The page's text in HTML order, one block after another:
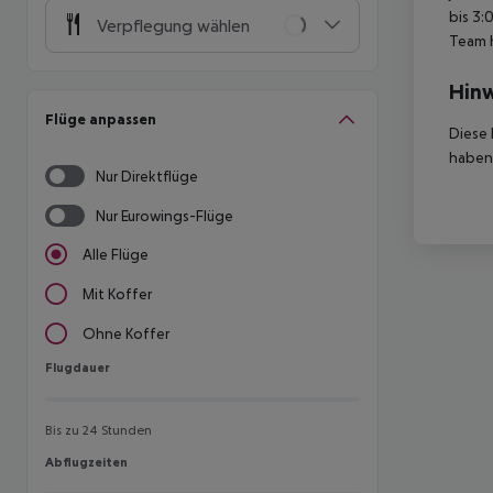
Verpflegung wählen
Flüge anpassen
Nur Direktflüge
Nur Eurowings-Flüge
Alle Flüge
Mit Koffer
Ohne Koffer
Flugdauer
Flugdauer
Bis zu 24 Stunden
Abflugzeiten
Abflugzeiten
bis
Team
Diese